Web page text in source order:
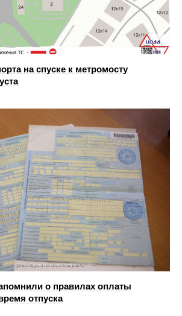
на спуске к метромосту
о правилах оплаты
отпуска